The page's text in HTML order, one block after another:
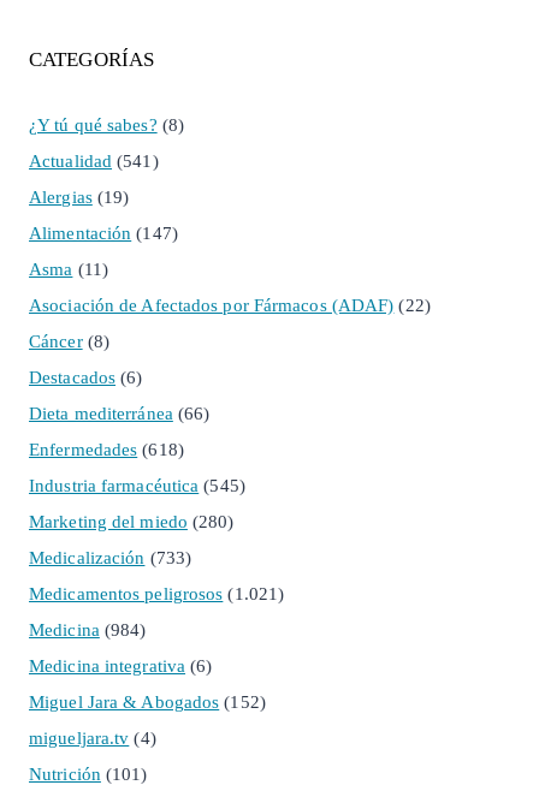
CATEGORÍAS
¿Y tú qué sabes? (8)
Actualidad (541)
Alergias(19)
Alimentación (147)
Asma (11)
Asociación de Afectados por Fármacos (ADAF) (22)
Cáncer(8)
Destacados (6)
Dieta mediterránea (66)
Enfermedades (618)
Industria farmacéutica (545)
Marketing del miedo (280)
Medicalización (733)
Medicamentos peligrosos (1.021)
Medicina (984)
Medicina integrativa (6)
Miguel Jara & Abogados (152)
migueljara.tv (4)
Nutrición (101)